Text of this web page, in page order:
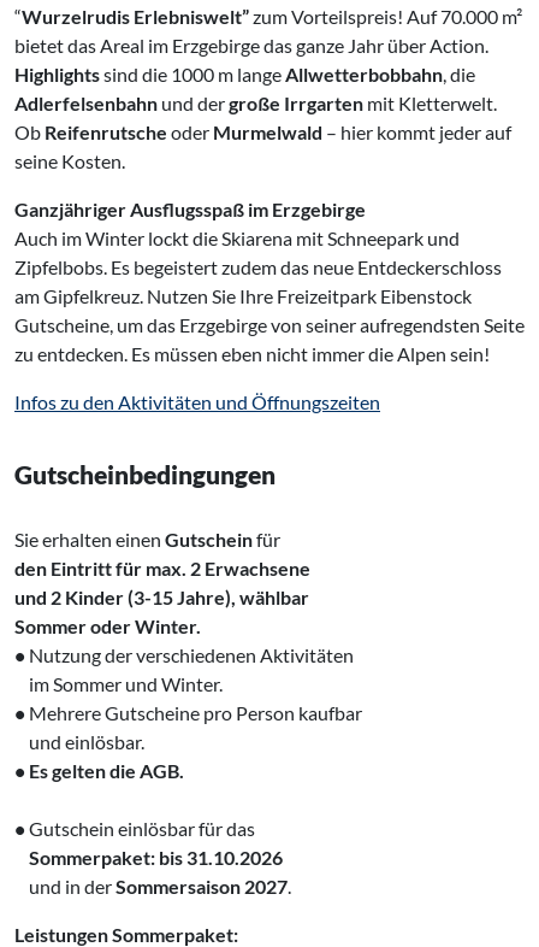
“Wurzelrudis Erlebniswelt”zum Vorteilspreis! Auf 70.000 m²
bietet das Areal im Erzgebirge das ganze Jahr über Action.
Highlightssind die 1000 m lange Allwetterbobbahn , die
Adlerfelsenbahn und dergroße Irrgarten mit Kletterwelt.
Ob Reifenrutsche oder Murmelwald – hier kommt jeder auf
seine Kosten.
Ganzjähriger Ausflugsspaß im Erzgebirge
Auch im Winter lockt die Skiarena mit Schneepark und
Zipfelbobs. Es begeistert zudem das neue Entdeckerschloss
am Gipfelkreuz. Nutzen Sie Ihre Freizeitpark Eibenstock
Gutscheine, um das Erzgebirge von seiner aufregendsten Seite
zu entdecken. Es müssen eben nicht immer die Alpen sein!
Infos zu den Aktivitäten und Öffnungszeiten
Gutscheinbedingungen
Sie erhalten einen Gutscheinfür
den Eintritt für max. 2 Erwachsene
und 2 Kinder (3-15 Jahre), wählbar
Sommer oder Winter.
• Nutzung der verschiedenen Aktivitäten
‌ im Sommer und Winter.
• Mehrere Gutscheine pro Person kaufbar
‌ und einlösbar.
• Es gelten die AGB.
• Gutschein einlösbar für das
Sommerpaket: bis 31.10.2026
und in derSommersaison 2027
Leistungen Sommerpaket: